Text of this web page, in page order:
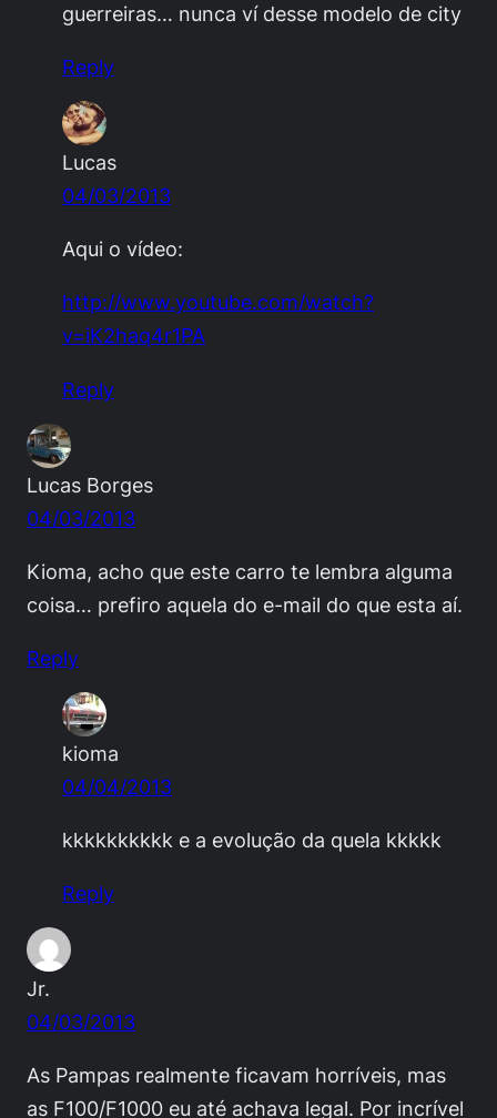
guerreiras… nunca ví desse modelo de city
Reply
Lucas
04/03/2013
Aqui o vídeo:
http://www.youtube.com/watch?
v=iK2haq4r1PA
Reply
Lucas Borges
04/03/2013
Kioma, acho que este carro te lembra alguma
coisa… prefiro aquela do e-mail do que esta aí.
Reply
kioma
04/04/2013
kkkkkkkkkk e a evolução da quela kkkkk
Reply
Jr.
04/03/2013
As Pampas realmente ficavam horríveis, mas
as F100/F1000 eu até achava legal. Por incrível